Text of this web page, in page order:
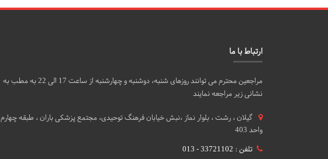
ارتباط با ما
مراجعین محترم می توانند روزهای شنبه، دوشنبه و چهارشنبه از ساعت 17 الی 22 به مطب به
نشانی زیر مراجعه نمایند
گيلان ، رشت ، بلوار نماز ،نبش خیابان فرهنگ توحیدی، مجتمع پزشکی باران ، طبقه چهارم
واحد 403
تلفن : 33721102 - 013